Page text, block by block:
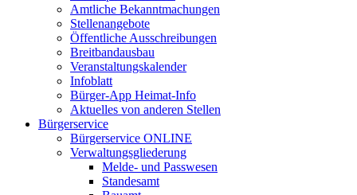
Amtliche Bekanntmachungen
Stellenangebote
Öffentliche Ausschreibungen
Breitbandausbau
Veranstaltungskalender
Infoblatt
Bürger-App Heimat-Info
Aktuelles von anderen Stellen
Bürgerservice
Bürgerservice ONLINE
Verwaltungsgliederung
Melde- und Passwesen
Standesamt